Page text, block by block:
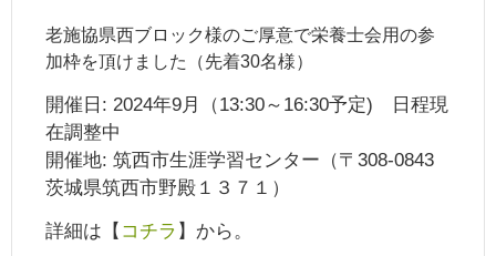
老施協県西ブロック様のご厚意で栄養士会用の参
加枠を頂けました（先着30名様）
開催日: 2024年9月（13:30～16:30予定) 日程現
在調整中
開催地: 筑西市生涯学習センター（〒308-0843
茨城県筑西市野殿１３７１）
詳細は【 コチラ 】から。